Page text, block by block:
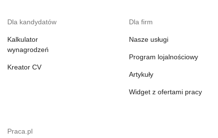
Dla kandydatów
Kalkulator
wynagrodzeń
Kreator CV
Dla firm
Nasze usługi
Program lojalnościowy
Artykuły
Widget z ofertami pracy
Praca.pl